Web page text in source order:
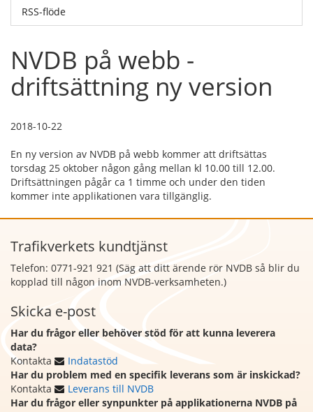
RSS-flöde
NVDB på webb -
driftsättning ny version
2018-10-22
En ny version av NVDB på webb kommer att driftsättas
torsdag 25 oktober någon gång mellan kl 10.00 till 12.00.
Driftsättningen pågår ca 1 timme och under den tiden
kommer inte applikationen vara tillgänglig.
Trafikverkets kundtjänst
Telefon: 0771-921 921 (Säg att ditt ärende rör NVDB så blir du
kopplad till någon inom NVDB-verksamheten.)
Skicka e-post
Har du frågor eller behöver stöd för att kunna leverera
data?
Kontakta
Indatastöd
Har du problem med en specifik leverans som är inskickad?
Kontakta
Leverans till NVDB
Har du frågor eller synpunkter på applikationerna NVDB på